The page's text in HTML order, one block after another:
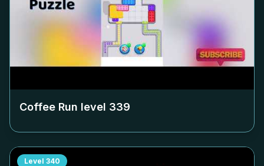
Coffee Run level 339
Level 340